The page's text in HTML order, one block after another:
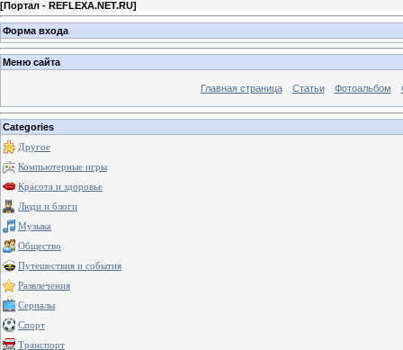
[Портал - REFLEXA.NET.RU]
Форма входа
Меню сайта
Главная страница Статьи Фотоальбом
Categories
Другое
Компьютерные игры
Красота и здоровье
Люди и блоги
Музыка
Общество
Путешествия и события
Развлечения
Сериалы
Спорт
Транспорт